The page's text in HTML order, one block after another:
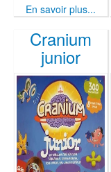
En savoir plus...
Cranium
junior